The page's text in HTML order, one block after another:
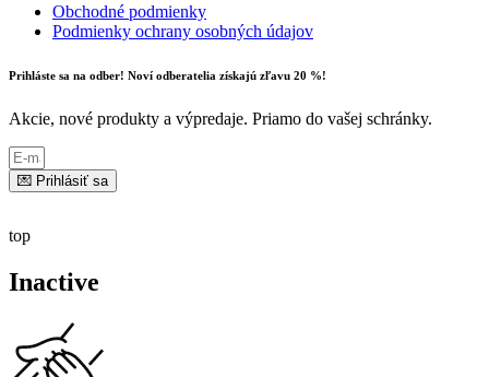
Obchodné podmienky
Podmienky ochrany osobných údajov
Prihláste sa na odber! Noví odberatelia získajú zľavu 20 %!
Akcie, nové produkty a výpredaje. Priamo do vašej schránky.
💌 Prihlásiť sa
top
Inactive